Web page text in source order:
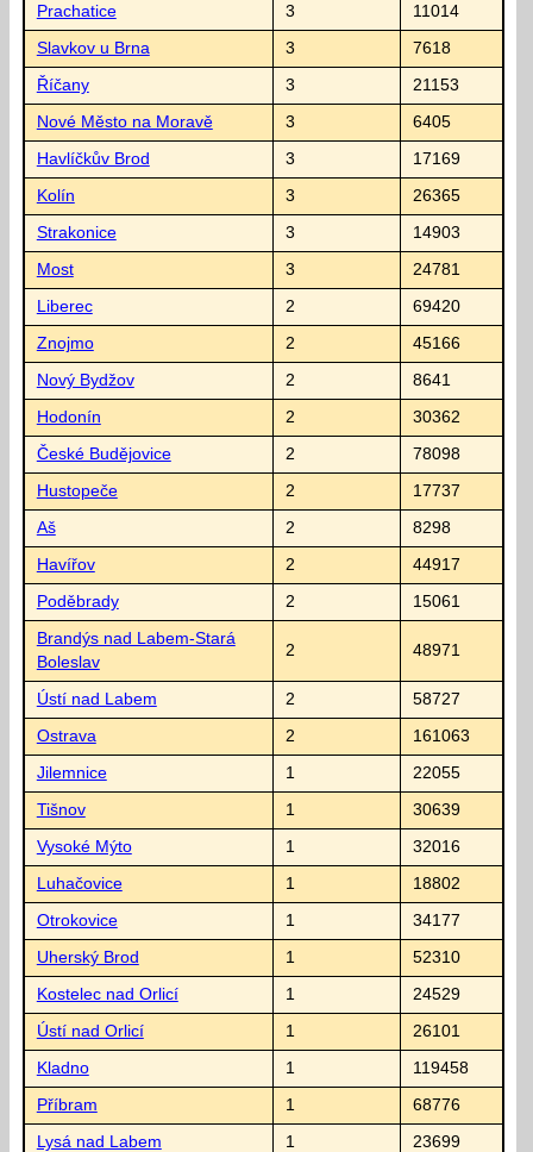
Prachatice 3 11014
Slavkov u Brna 3 7618
Říčany 3 21153
Nové Město na Moravě 3 6405
Havlíčkův Brod 3 17169
Kolín 3 26365
Strakonice 3 14903
Most 3 24781
Liberec 2 69420
Znojmo 2 45166
Nový Bydžov 2 8641
Hodonín 2 30362
České Budějovice 2 78098
Hustopeče 2 17737
Aš 2 8298
Havířov 2 44917
Poděbrady 2 15061
Brandýs nad Labem-Stará
Boleslav
2 48971
Ústí nad Labem 2 58727
Ostrava 2 161063
Jilemnice 1 22055
Tišnov 1 30639
Vysoké Mýto 1 32016
Luhačovice 1 18802
Otrokovice 1 34177
Uherský Brod 1 52310
Kostelec nad Orlicí 1 24529
Ústí nad Orlicí 1 26101
Kladno 1 119458
Příbram 1 68776
Lysá nad Labem 1 23699